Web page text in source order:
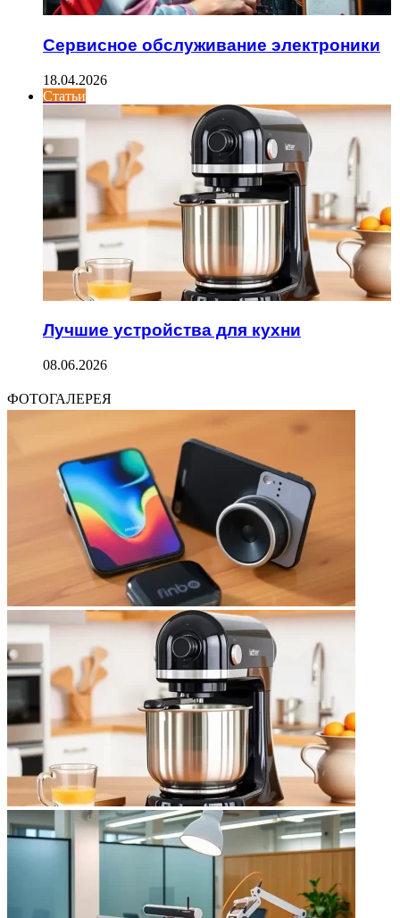
Сервисное обслуживание электроники
18.04.2026
Статьи
Лучшие устройства для кухни
08.06.2026
ФОТОГАЛЕРЕЯ